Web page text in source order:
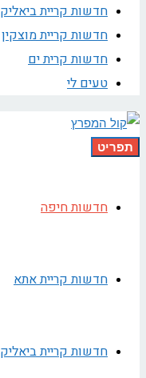
חדשות קריית ביאליק
חדשות קריית מוצקין
חדשות קרית ים
טעים לי
תפריט
חדשות חיפה
חדשות קריית אתא
חדשות קריית ביאליק